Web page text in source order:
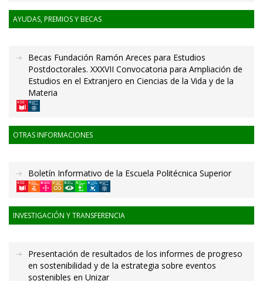
AYUDAS, PREMIOS Y BECAS
Becas Fundación Ramón Areces para Estudios
Postdoctorales. XXXVII Convocatoria para Ampliación de
Estudios en el Extranjero en Ciencias de la Vida y de la
Materia
OTRAS INFORMACIONES
Boletín Informativo de la Escuela Politécnica Superior
INVESTIGACIÓN Y TRANSFERENCIA
Presentación de resultados de los informes de progreso
en sostenibilidad y de la estrategia sobre eventos
sostenibles en Unizar